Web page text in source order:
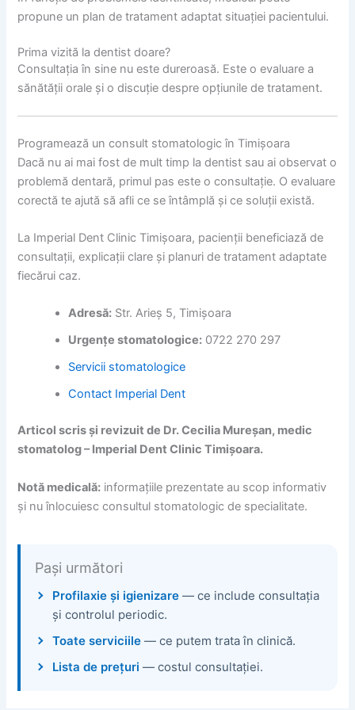
propune un plan de tratament adaptat situației pacientului.
Prima vizită la dentist doare?
Consultația în sine nu este dureroasă. Este o evaluare a
sănătății orale și o discuție despre opțiunile de tratament.
Programează un consult stomatologic în Timișoara
Dacă nu ai mai fost de mult timp la dentist sau ai observat o
problemă dentară, primul pas este o consultație. O evaluare
corectă te ajută să afli ce se întâmplă și ce soluții există.
La Imperial Dent Clinic Timișoara, pacienții beneficiază de
consultații, explicații clare și planuri de tratament adaptate
fiecărui caz.
Adresă: Str. Arieș 5, Timișoara
Urgențe stomatologice: 0722 270 297
Servicii stomatologice
Contact Imperial Dent
Articol scris și revizuit de Dr. Cecilia Mureșan, medic
stomatolog – Imperial Dent Clinic Timișoara.
Notă medicală: informațiile prezentate au scop informativ
și nu înlocuiesc consultul stomatologic de specialitate.
Pași următori
Profilaxie și igienizare — ce include consultația
și controlul periodic.
Toate serviciile — ce putem trata în clinică.
Lista de prețuri — costul consultației.